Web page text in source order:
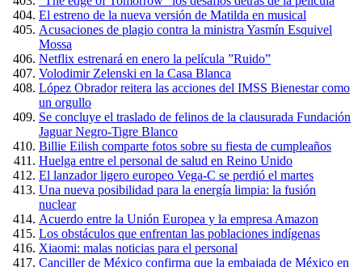
El estreno de la nueva versión de Matilda en musical
Acusaciones de plagio contra la ministra Yasmín Esquivel
Mossa
Netflix estrenará en enero la película ”Ruido”
Volodimir Zelenski en la Casa Blanca
López Obrador reitera las acciones del IMSS Bienestar como
un orgullo
Se concluye el traslado de felinos de la clausurada Fundación
Jaguar Negro-Tigre Blanco
Billie Eilish comparte fotos sobre su fiesta de cumpleaños
Huelga entre el personal de salud en Reino Unido
El lanzador ligero europeo Vega-C se perdió el martes
Una nueva posibilidad para la energía limpia: la fusión
nuclear
Acuerdo entre la Unión Europea y la empresa Amazon
Los obstáculos que enfrentan las poblaciones indígenas
Xiaomi: malas noticias para el personal
Canciller de México confirma que la embajada de México en